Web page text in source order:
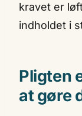
kravet er
indholdet i
Pligten
at gøre